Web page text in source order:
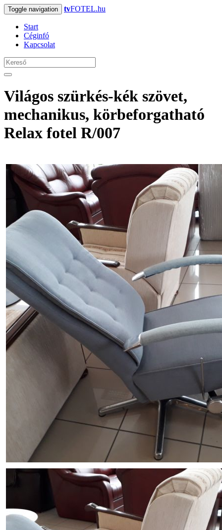
Toggle navigation tvFOTEL.hu
Start
Céginfó
Kapcsolat
Világos szürkés-kék szövet,
mechanikus, körbeforgatható
Relax fotel R/007